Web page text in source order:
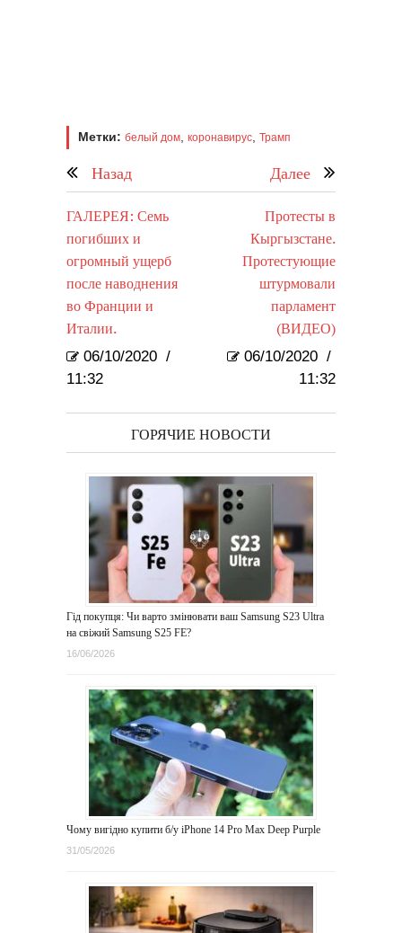
Метки: белый дом коронавирус Трамп
Назад Далее
ГАЛЕРЕЯ: Семь
погибших и
огромный ущерб
после наводнения
во Франции и
Италии.
06/10/2020 /
11:32
Протесты в
Кыргызстане.
Протестующие
штурмовали
парламент
(ВИДЕО)
06/10/2020 /
11:32
ГОРЯЧИЕ НОВОСТИ
Гід покупця: Чи варто змінювати ваш Samsung S23 Ultra
на свіжий Samsung S25 FE?
16/06/2026
Чому вигідно купити б/у iPhone 14 Pro Max Deep Purple
31/05/2026